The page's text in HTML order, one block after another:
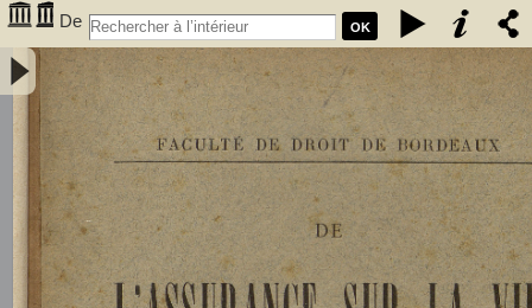
OK
De
l'assurance sur la vie entre époux - Gombaud, Ernest (1873-1923)